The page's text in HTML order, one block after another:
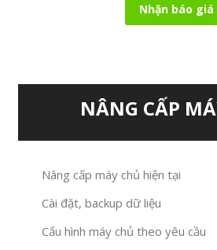
Nhận báo giá
NÂNG CẤP
Nâng cấp máy chủ hiện tại
Cài đặt, backup dữ liệu
Cấu hình máy chủ theo yêu cầu